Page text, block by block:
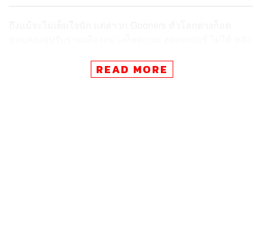
กดดันมากระชั้นมากยิ่งขึ้น เมื่อ แฮร์รี เคน ยิงประตูลูกที่ 267
ให้สโมสร กลายเป็นดาวซัลโวสูงสุดตลอดกาลคนใหม่ให้
READ MORE